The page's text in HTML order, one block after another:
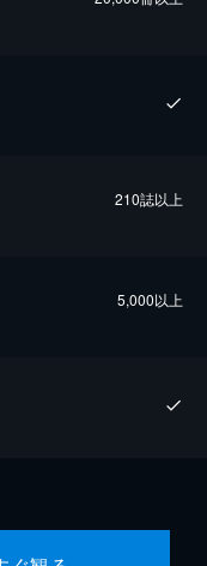
210誌以上
5,000以上